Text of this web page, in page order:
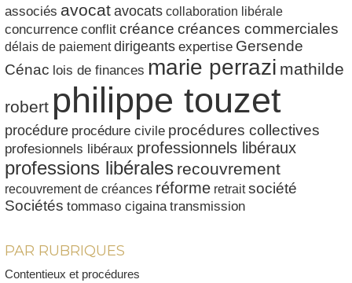
associés avocatavocats collaboration libérale
concurrence conflit créance créances commerciales
délais de paiement dirigeants expertise Gersende
Cénac lois de finances marie perrazi mathilde
robert philippe touzet
procédure procédure civile procédures collectives
profesionnels libéraux professionnels libéraux
professions libérales recouvrement
recouvrement de créances réforme retrait société
Sociétés tommaso cigaina transmission
PAR RUBRIQUES
Contentieux et procédures